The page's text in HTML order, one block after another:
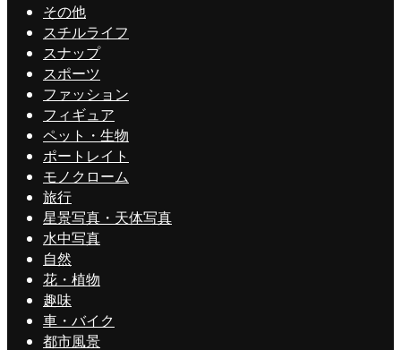
その他
スチルライフ
スナップ
スポーツ
ファッション
フィギュア
ペット・生物
ポートレイト
モノクローム
旅行
星景写真・天体写真
水中写真
自然
花・植物
趣味
車・バイク
都市風景